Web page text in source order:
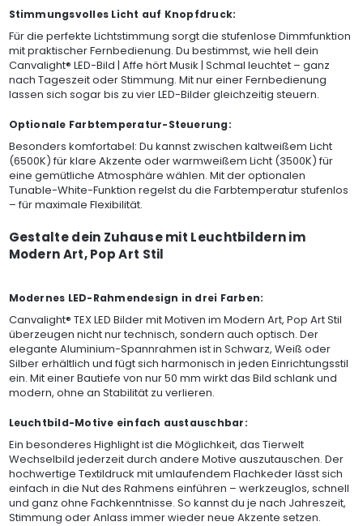
Stimmungsvolles Licht auf Knopfdruck:
Für die perfekte Lichtstimmung sorgt die stufenlose Dimmfunktion
mit praktischer Fernbedienung. Du bestimmst, wie hell dein
Canvalight® LED-Bild | Affe hört Musik | Schmal leuchtet – ganz
nach Tageszeit oder Stimmung. Mit nur einer Fernbedienung
lassen sich sogar bis zu vier LED-Bilder gleichzeitig steuern.
Optionale Farbtemperatur-Steuerung:
Besonders komfortabel: Du kannst zwischen kaltweißem Licht
(6500K) für klare Akzente oder warmweißem Licht (3500K) für
eine gemütliche Atmosphäre wählen. Mit der optionalen
Tunable-White-Funktion regelst du die Farbtemperatur stufenlos
– für maximale Flexibilität.
Gestalte dein Zuhause mit Leuchtbildern im
Modern Art, Pop Art Stil
Modernes LED-Rahmendesign in drei Farben:
Canvalight® TEX LED Bilder mit Motiven im Modern Art, Pop Art Stil
überzeugen nicht nur technisch, sondern auch optisch. Der
elegante Aluminium-Spannrahmen ist in Schwarz, Weiß oder
Silber erhältlich und fügt sich harmonisch in jeden Einrichtungsstil
ein. Mit einer Bautiefe von nur 50 mm wirkt das Bild schlank und
modern, ohne an Stabilität zu verlieren.
Leuchtbild-Motive einfach austauschbar:
Ein besonderes Highlight ist die Möglichkeit, das Tierwelt
Wechselbild jederzeit durch andere Motive auszutauschen. Der
hochwertige Textildruck mit umlaufendem Flachkeder lässt sich
einfach in die Nut des Rahmens einführen – werkzeuglos, schnell
und ganz ohne Fachkenntnisse. So kannst du je nach Jahreszeit,
Stimmung oder Anlass immer wieder neue Akzente setzen.